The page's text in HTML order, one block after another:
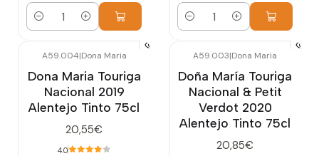
Cantidad Cantidad
A59.004|Dona Maria
Dona Maria Touriga
Nacional 2019
Alentejo Tinto 75cl
20,55€
4.0
A59.003|Dona Maria
Doña María Touriga
Nacional & Petit
Verdot 2020
Alentejo Tinto 75cl
20,85€